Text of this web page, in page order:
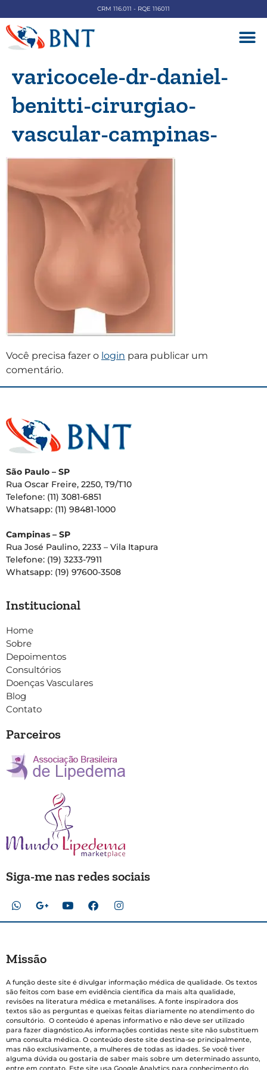
CRM 116.011 - RQE 116011
varicocele-dr-daniel-
benitti-cirurgiao-
vascular-campinas-
Você precisa fazer o login para publicar um
comentário.
São Paulo – SP
Rua Oscar Freire, 2250, T9/T10
Telefone: (11) 3081-6851
Whatsapp: (11) 98481-1000
Campinas – SP
Rua José Paulino, 2233 – Vila Itapura
Telefone: (19) 3233-7911
Whatsapp: (19) 97600-3508
Institucional
Home
Sobre
Depoimentos
Consultórios
Doenças Vasculares
Blog
Contato
Parceiros
Siga-me nas redes sociais
Missão
A função deste site é divulgar informação médica de qualidade. Os textos
são feitos com base em evidência científica da mais alta qualidade,
revisões na literatura médica e metanálises. A fonte inspiradora dos
textos são as perguntas e queixas feitas diariamente no atendimento do
consultório. O conteúdo é apenas informativo e não deve ser utilizado
para fazer diagnóstico.As informações contidas neste site não substituem
uma consulta médica. O conteúdo deste site destina-se principalmente,
mas não exclusivamente, a mulheres de todas as idades. Se você tiver
alguma dúvida ou gostaria de saber mais sobre um determinado assunto,
entre em contato. Este site usa Google Analytics para conhecimento do